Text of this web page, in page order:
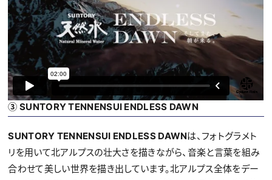
③ SUNTORY TENNENSUI ENDLESS DAWN
SUNTORY TENNENSUI ENDLESS DAWNは、フォトグラメト
リを用いて北アルプスの壮大さを描きながら、音楽と言葉を組み
合わせて美しい世界を描き出しています。北アルプス全体をデー